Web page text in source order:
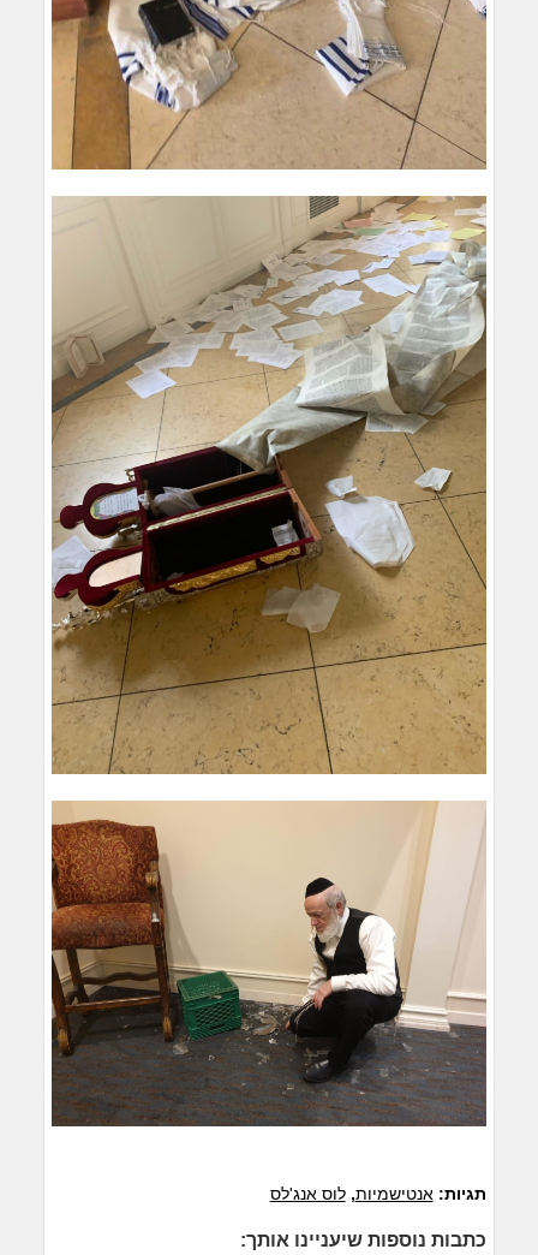
תגיות:אנטישמיות,לוס אנג'לס
כתבות נוספות שיעניינו אותך: